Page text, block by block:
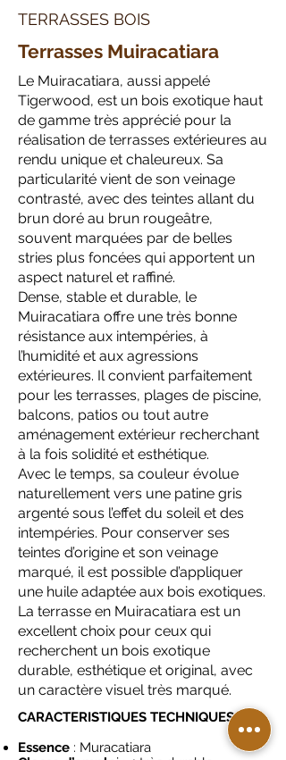
TERRASSES BOIS
Terrasses Muiracatiara
Le Muiracatiara, aussi appelé
Tigerwood, est un bois exotique haut
de gamme très apprécié pour la
réalisation de terrasses extérieures au
rendu unique et chaleureux. Sa
particularité vient de son veinage
contrasté, avec des teintes allant du
brun doré au brun rougeâtre,
souvent marquées par de belles
stries plus foncées qui apportent un
aspect naturel et raffiné.
Dense, stable et durable, le
Muiracatiara offre une très bonne
résistance aux intempéries, à
l’humidité et aux agressions
extérieures. Il convient parfaitement
pour les terrasses, plages de piscine,
balcons, patios ou tout autre
aménagement extérieur recherchant
à la fois solidité et esthétique.
Avec le temps, sa couleur évolue
naturellement vers une patine gris
argenté sous l’effet du soleil et des
intempéries. Pour conserver ses
teintes d’origine et son veinage
marqué, il est possible d’appliquer
une huile adaptée aux bois exotiques.
La terrasse en Muiracatiara est un
excellent choix pour ceux qui
recherchent un bois exotique
durable, esthétique et original, avec
un caractère visuel très marqué.
CARACTERISTIQUES TECHNIQUES
Essence : Muracatiara